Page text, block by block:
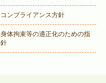
コンプライアンス方針
身体拘束等の適正化のための指
針